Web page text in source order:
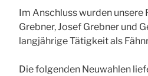
Im Anschluss wurden unsere
Grebner, Josef Grebner und
langjährige Tätigkeit als
Die folgenden Neuwahlen